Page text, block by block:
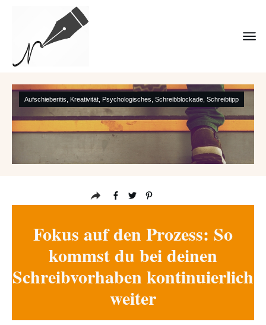
Aufschieberitis Kreativität Psychologisches Schreibblockade Schreibtipp
Fokus auf den Prozess: So
kommst du bei deinen
Schreibvorhaben kontinuierlich
weiter